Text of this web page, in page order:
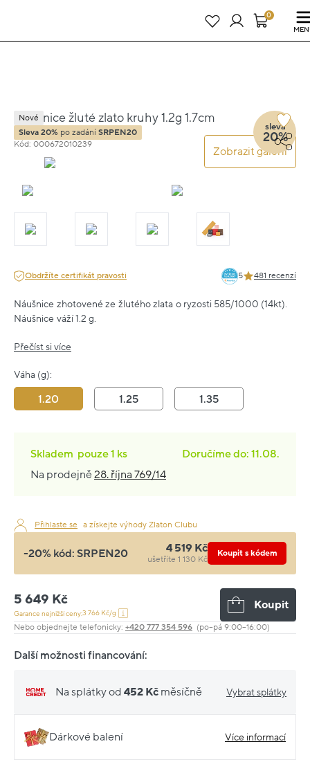
24 dní : 20h : 31m : 10s0
Náušnice žluté zlato kruhy 1.2g 1.7cm
Kód: 000672010239
Zobrazit galerii
Nové
Sleva 20% po zadání SRPEN20
sleva
20%
Obdržíte certifikát pravosti 5 481 recenzí
Náušnice zhotovené ze žlutého zlata o ryzosti 585/1000 (14kt).
Náušnice váží 1.2 g.
Přečíst si více
Váha (g):
1.20 1.25 1.35
Skladem pouze1 ks
Doručíme do: 11.08.
Na prodejně28. října 769/14
Přihlaste se a získejte výhody Zlaton Clubu
-20% kód: SRPEN20 4 519 Kč
ušetříte 1 130 Kč
Koupit s kódem
5 649 Kč
Garance nejnižší ceny:3 766 Kč/g
Koupit
Nebo objednejte telefonicky: +420 777 354 596 (po–pá 9:00–16:00)
Další možnosti financování:
Na splátky od 452 Kč měsíčně Vybrat splátky
Dárkové balení Více informací